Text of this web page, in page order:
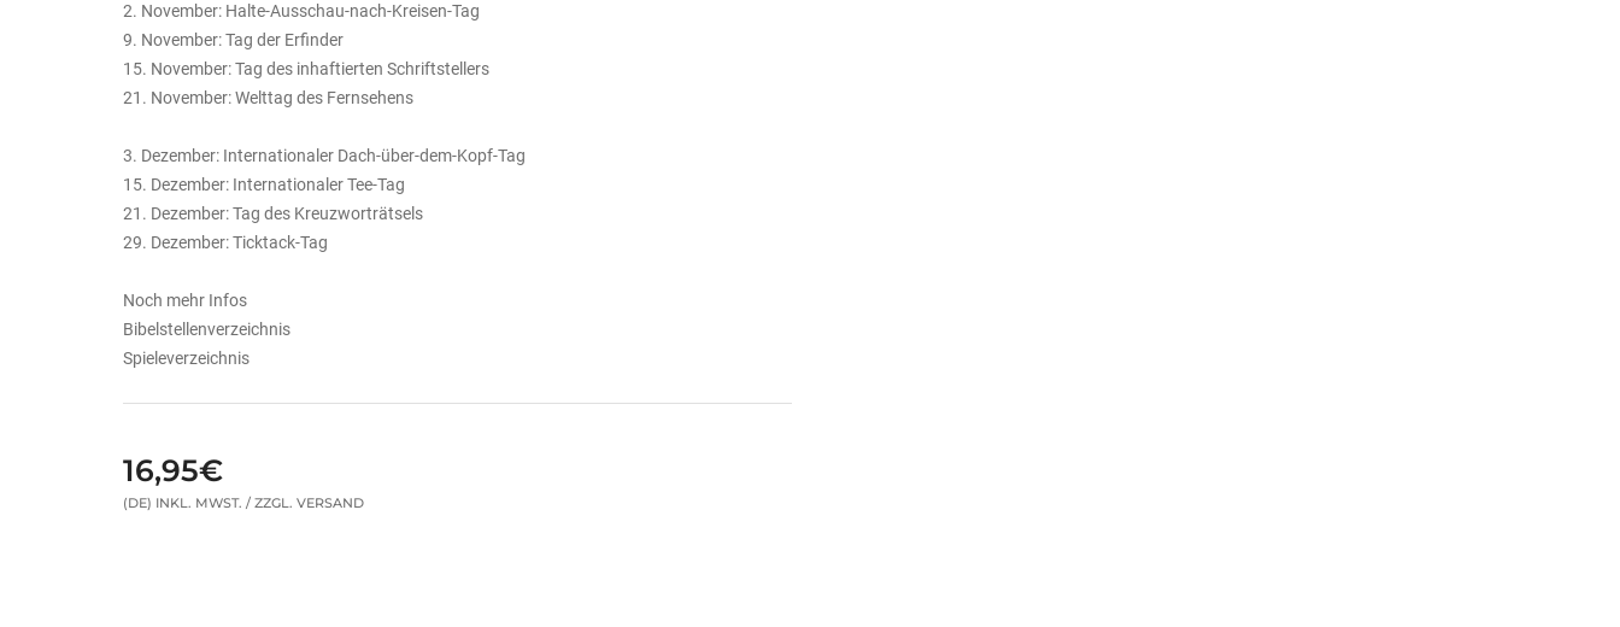
2. November: Halte-Ausschau-nach-Kreisen-Tag
9. November: Tag der Erfinder
15. November: Tag des inhaftierten Schriftstellers
21. November: Welttag des Fernsehens
3. Dezember: Internationaler Dach-über-dem-Kopf-Tag
15. Dezember: Internationaler Tee-Tag
21. Dezember: Tag des Kreuzworträtsels
29. Dezember: Ticktack-Tag
Noch mehr Infos
Bibelstellenverzeichnis
Spieleverzeichnis
16,95€
(DE) INKL. MWST. / ZZGL. VERSAND